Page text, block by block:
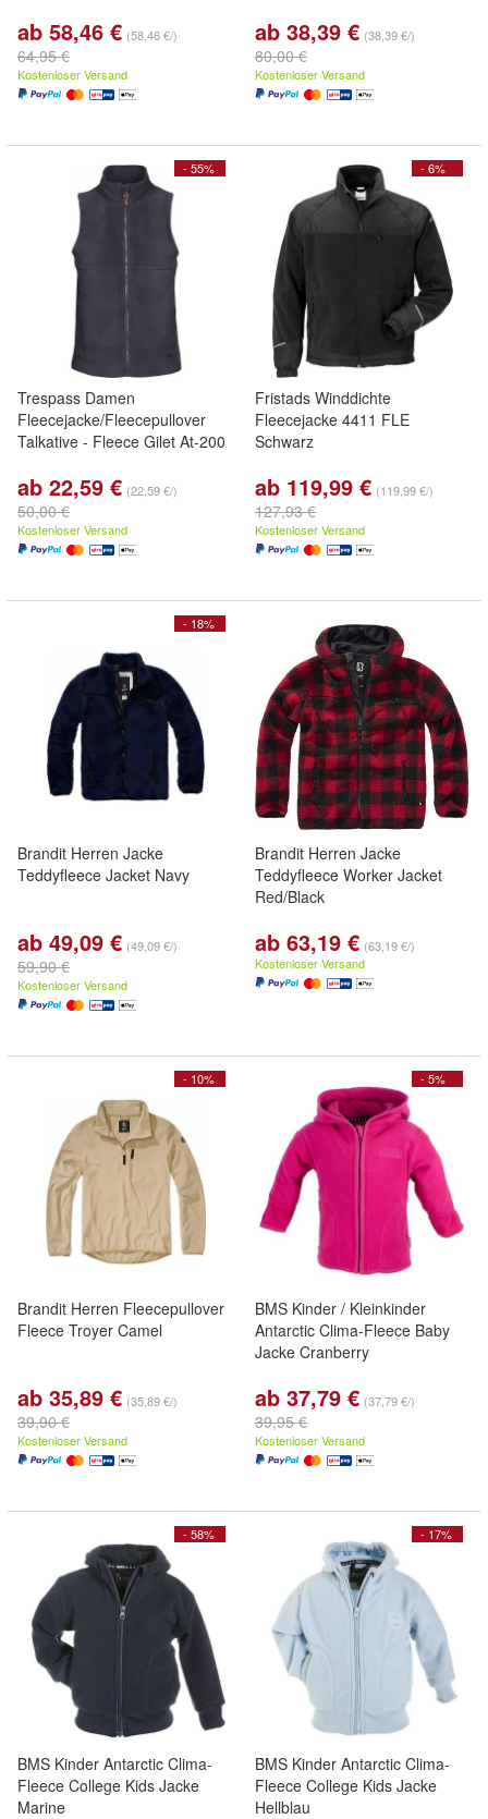
ab 58,46 € (58,46 €/)
64,95 €
Kostenloser Versand
ab 38,39 € (38,39 €/)
80,00 €
Kostenloser Versand
- 55%
Trespass Damen
Fleecejacke/Fleecepullover
Talkative - Fleece Gilet At-200
ab 22,59 € (22,59 €/)
50,00 €
Kostenloser Versand
- 6%
Fristads Winddichte
Fleecejacke 4411 FLE
Schwarz
ab 119,99 € (119,99 €/)
127,93 €
Kostenloser Versand
- 18%
Brandit Herren Jacke
Teddyfleece Jacket Navy
ab 49,09 € (49,09 €/)
59,90 €
Kostenloser Versand
Brandit Herren Jacke
Teddyfleece Worker Jacket
Red/Black
ab 63,19 € (63,19 €/)
Kostenloser Versand
- 10%
Brandit Herren Fleecepullover
Fleece Troyer Camel
ab 35,89 € (35,89 €/)
39,90 €
Kostenloser Versand
- 5%
BMS Kinder / Kleinkinder
Antarctic Clima-Fleece Baby
Jacke Cranberry
ab 37,79 € (37,79 €/)
39,95 €
Kostenloser Versand
- 58%
BMS Kinder Antarctic Clima-
Fleece College Kids Jacke
Marine
- 17%
BMS Kinder Antarctic Clima-
Fleece College Kids Jacke
Hellblau